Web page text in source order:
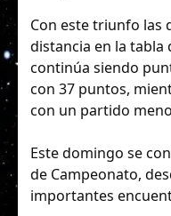
Con este triunfo las
distancia en la tabla
continúa siendo
con 37 puntos,
con un partido
Este domingo se
de Campeonato,
importantes